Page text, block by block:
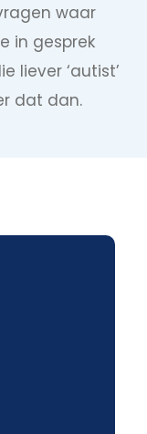
waar
in gesprek
liever ‘autist’
dat dan.